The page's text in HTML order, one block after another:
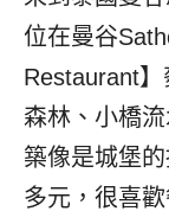
位在曼谷
Restaurant】
森林、小橋
築像是城堡
多元，很喜